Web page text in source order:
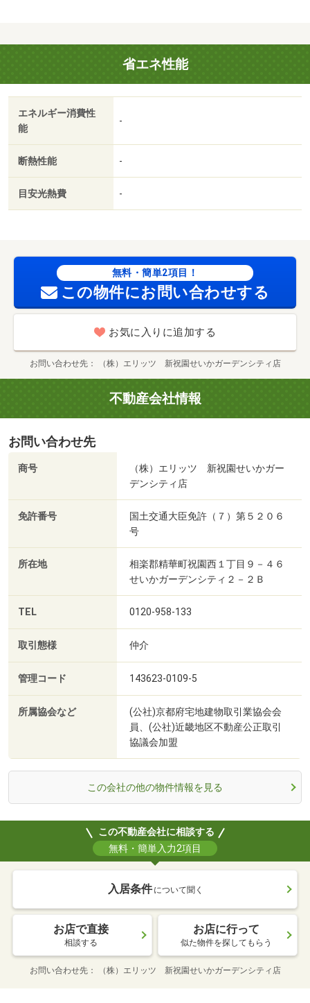
省エネ性能
エネルギー消費性
能
-
断熱性能 -
目安光熱費 -
無料・簡単2項目！
この物件にお問い合わせする
お気に入りに追加する
お問い合わせ先 （株）エリッツ 新祝園せいかガーデンシティ店
不動産会社情報
お問い合わせ先
商号
（株）エリッツ 新祝園せいかガー
デンシティ店
免許番号
国土交通大臣免許（７）第５２０６
号
所在地
相楽郡精華町祝園西１丁目９－４６
せいかガーデンシティ２－２Ｂ
TEL 0120-958-133
取引態様 仲介
管理コード 143623-0109-5
所属協会など
(公社)京都府宅地建物取引業協会会
員、(公社)近畿地区不動産公正取引
協議会加盟
この会社の他の物件情報を見る
この不動産会社に相談する
無料・簡単入力2項目
入居条件 について聞く
お店で直接
相談する
お店に行って
似た物件を探してもらう
お問い合わせ先 （株）エリッツ 新祝園せいかガーデンシティ店